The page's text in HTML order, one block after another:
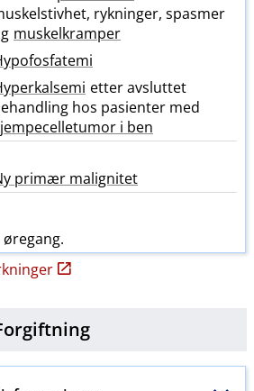
rykninger, spasmer
muskelkramper
etter avsluttet
hos pasienter med
i ben
primær malignitet